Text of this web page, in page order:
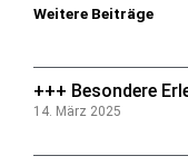
Weitere Beiträge
+++ Besondere
14. März 2025